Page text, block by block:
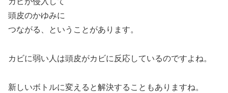
頭皮のかゆみに
つながる、ということがあります。
カビに弱い人は頭皮がカビに反応しているのですよね。
新しいボトルに変えると解決することもありますね。